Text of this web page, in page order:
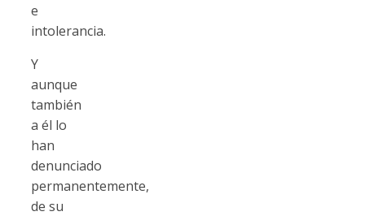
e
intolerancia.
Y
aunque
también
a él lo
han
denunciado
permanentemente,
de su